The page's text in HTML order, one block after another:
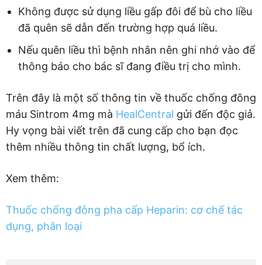
Không được sử dụng liều gấp đôi để bù cho liều
đã quên sẽ dẫn đến trường hợp quá liều.
Nếu quên liều thì bệnh nhân nên ghi nhớ vào để
thông báo cho bác sĩ đang điều trị cho mình.
Trên đây là một số thông tin về thuốc chống đông
máu Sintrom 4mg mà HealCentral gửi đến độc giả.
Hy vọng bài viết trên đã cung cấp cho bạn đọc
thêm nhiều thông tin chất lượng, bổ ích.
Xem thêm:
Thuốc chống đông pha cấp Heparin: cơ chế tác
dụng, phân loại